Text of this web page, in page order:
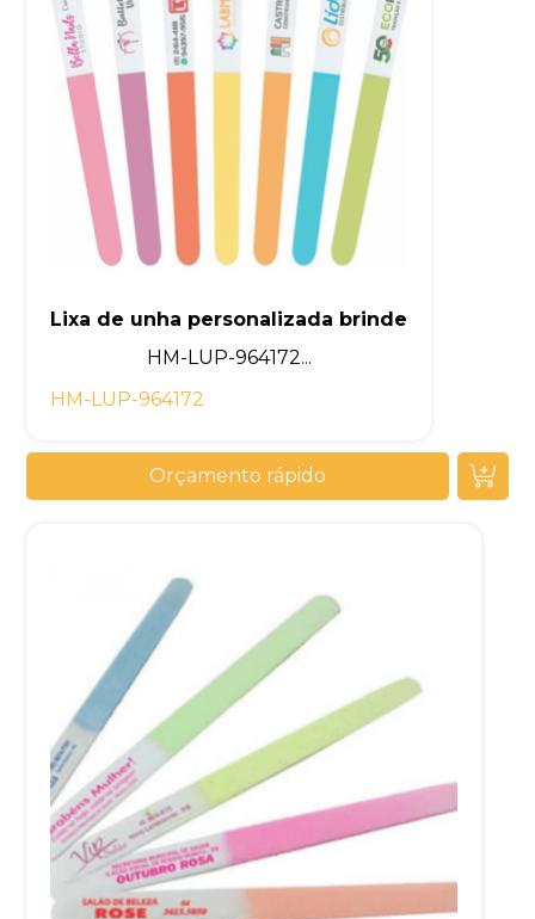
Lixa de unha personalizada brinde
HM-LUP-964172...
HM-LUP-964172
Orçamento rápido